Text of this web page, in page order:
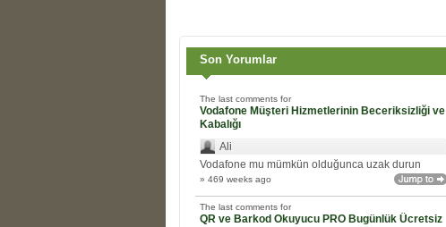
Son Yorumlar
The last comments for
Vodafone Müşteri Hizmetlerinin Beceriksizliği ve
Kabalığı
Ali
Vodafone mu mümkün olduğunca uzak durun
» 469 weeks ago
The last comments for
QR ve Barkod Okuyucu PRO Bugünlük Ücretsiz